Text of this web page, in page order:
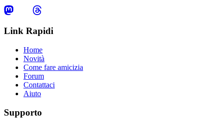
Link Rapidi
Home
Novità
Come fare amicizia
Forum
Contattaci
Aiuto
Supporto